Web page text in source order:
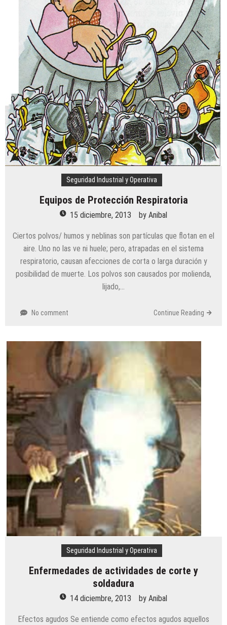
Seguridad Industrial y Operativa
Equipos de Protección Respiratoria
15 diciembre, 2013 by Anibal
Ciertos polvos/ humos y neblinas son partículas que flotan en el
aire. Uno no las ve ni huele; pero, atrapadas en el sistema
respiratorio, causan afecciones de corta o larga duración y
posibilidad de muerte. Los polvos son causados por molienda,
lijado,…
No comment Continue Reading
Seguridad Industrial y Operativa
Enfermedades de actividades de corte y
soldadura
14 diciembre, 2013 by Anibal
Efectos agudos Se entiende como efectos agudos aquellos